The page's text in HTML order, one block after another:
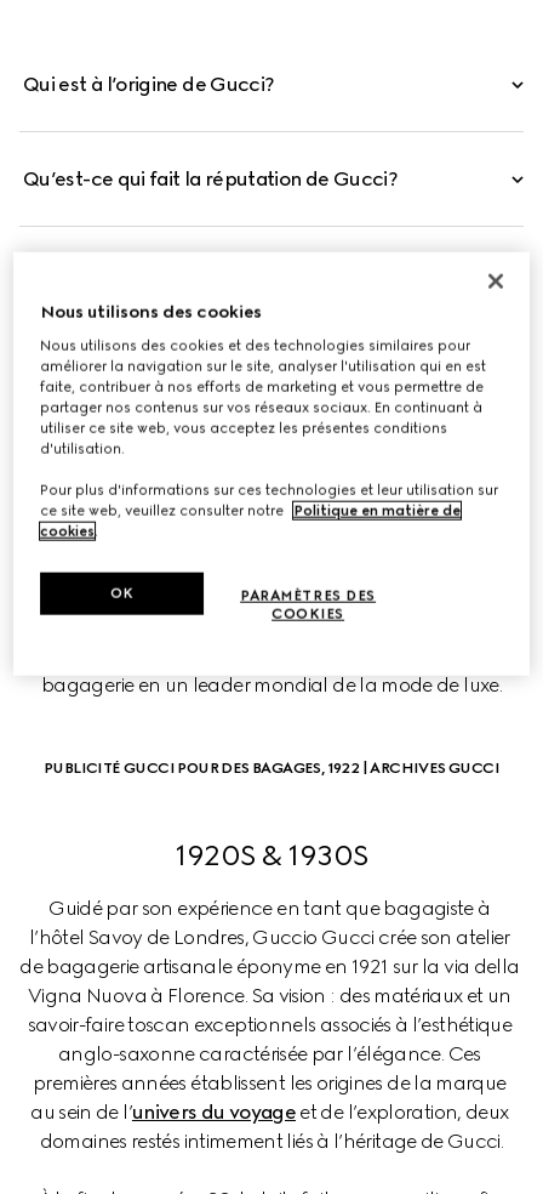
Qui est à l’origine de Gucci?
Qu’est-ce qui fait la réputation de Gucci?
LA CHRONOLOGIE DE
GUCCI
L’histoire de la Maison, qui s’étend sur plus d’un siècle,
met en évidence une vision en constante évolution.
Chaque décennie est marquée par une succession de
jalons historiques qui caractérisent l’évolution de la
bagagerie en un leader mondial de la mode de luxe.
PUBLICITÉ GUCCI POUR DES BAGAGES, 1922 | ARCHIVES GUCCI
1920S & 1930S
Guidé par son expérience en tant que bagagiste à
l’hôtel Savoy de Londres, Guccio Gucci crée son atelier
de bagagerie artisanale éponyme en 1921 sur la via della
Vigna Nuova à Florence. Sa vision : des matériaux et un
savoir-faire toscan exceptionnels associés à l’esthétique
anglo-saxonne caractérisée par l’élégance. Ces
premières années établissent les origines de la marque
au sein de l’univers du voyage et de l’exploration, deux
domaines restés intimement liés à l’héritage de Gucci.
Nous utilisons des cookies
Nous utilisons des cookies et des technologies similaires pour
améliorer la navigation sur le site, analyser l'utilisation qui en est
faite, contribuer à nos efforts de marketing et vous permettre de
partager nos contenus sur vos réseaux sociaux. En continuant à
utiliser ce site web, vous acceptez les présentes conditions
d'utilisation.
Pour plus d'informations sur ces technologies et leur utilisation sur
ce site web, veuillez consulter notre
Politique en matière de
cookies.
PARAMÈTRES DES
COOKIES
OK